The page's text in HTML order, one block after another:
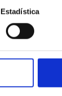
Estadística